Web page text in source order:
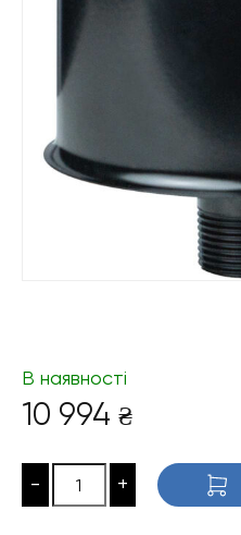
В наявності
10 994 ₴
- +